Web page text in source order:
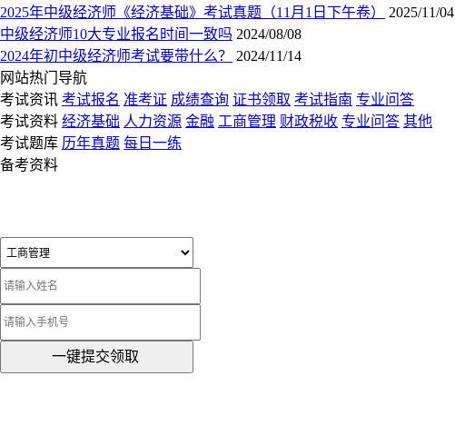
2025年中级经济师《经济基础》考试真题（11月1日下午卷）
2025/11/04
中级经济师10大专业报名时间一致吗 2024/08/08
2024年初中级经济师考试要带什么？
2024/11/14
网站热门导航
考试资讯 考试报名 准考证 成绩查询 证书领取 考试指南 专业问答
考试资料 经济基础 人力资源 金融 工商管理 财政税收 专业问答 其他
考试题库 历年真题 每日一练
备考资料
一键提交领取